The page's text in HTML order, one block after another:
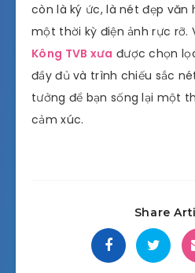
còn là ký ức, là nét đẹp văn
một thời kỳ điện ảnh rực rỡ.
Kông TVB xưa được chọn
đầy đủ và trình chiếu sắc
tưởng để bạn sống lại một
cảm xúc.
Share